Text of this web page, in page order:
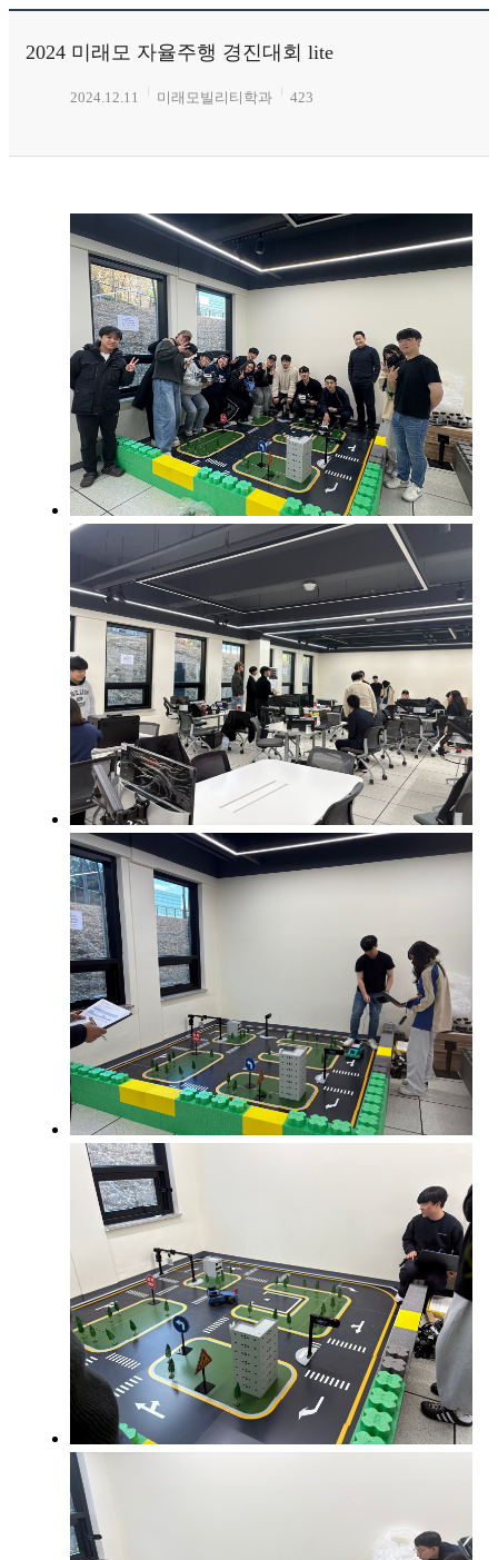
2024 미래모 자율주행 경진대회 lite
2024.12.11 미래모빌리티학과 423